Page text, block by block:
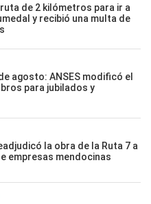
de 2 kilómetros para ir a
y recibió una multa de
agosto: ANSES modificó el
para jubilados y
la obra de la Ruta 7 a
empresas mendocinas